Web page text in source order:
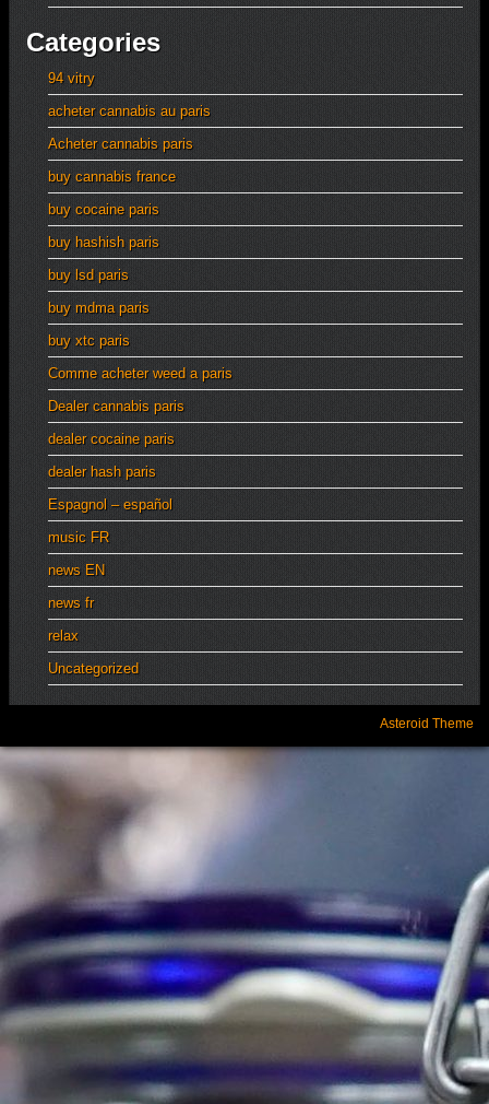
Categories
94 vitry
acheter cannabis au paris
Acheter cannabis paris
buy cannabis france
buy cocaine paris
buy hashish paris
buy lsd paris
buy mdma paris
buy xtc paris
Comme acheter weed a paris
Dealer cannabis paris
dealer cocaine paris
dealer hash paris
Espagnol – español
music FR
news EN
news fr
relax
Uncategorized
Asteroid Theme